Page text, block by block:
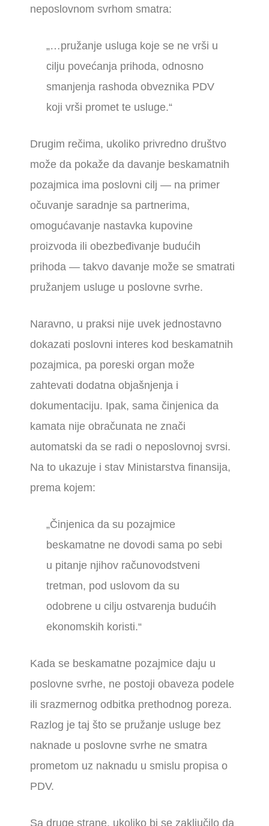
neposlovnom svrhom smatra:
„…pružanje usluga koje se ne vrši u
cilju povećanja prihoda, odnosno
smanjenja rashoda obveznika PDV
koji vrši promet te usluge.“
Drugim rečima, ukoliko privredno društvo
može da pokaže da davanje beskamatnih
pozajmica ima poslovni cilj — na primer
očuvanje saradnje sa partnerima,
omogućavanje nastavka kupovine
proizvoda ili obezbeđivanje budućih
prihoda — takvo davanje može se smatrati
pružanjem usluge u poslovne svrhe.
Naravno, u praksi nije uvek jednostavno
dokazati poslovni interes kod beskamatnih
pozajmica, pa poreski organ može
zahtevati dodatna objašnjenja i
dokumentaciju. Ipak, sama činjenica da
kamata nije obračunata ne znači
automatski da se radi o neposlovnoj svrsi.
Na to ukazuje i stav Ministarstva finansija,
prema kojem:
„Činjenica da su pozajmice
beskamatne ne dovodi sama po sebi
u pitanje njihov računovodstveni
tretman, pod uslovom da su
odobrene u cilju ostvarenja budućih
ekonomskih koristi.“
Kada se beskamatne pozajmice daju u
poslovne svrhe, ne postoji obaveza podele
ili srazmernog odbitka prethodnog poreza.
Razlog je taj što se pružanje usluge bez
naknade u poslovne svrhe ne smatra
prometom uz naknadu u smislu propisa o
PDV.
Sa druge strane, ukoliko bi se zaključilo da